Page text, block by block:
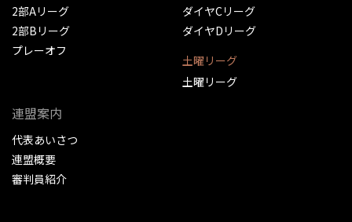
2部Aリーグ
2部Bリーグ
プレーオフ
ダイヤCリーグ
ダイヤDリーグ
土曜リーグ
土曜リーグ
連盟案内
代表あいさつ
連盟概要
審判員紹介